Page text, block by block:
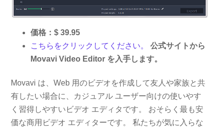
価格：$ 39.95
こちらをクリックしてください。
公式サイトから
Movavi Video Editor を入手します。
Movavi は、Web 用のビデオを作成して友人や家族と共
有したい場合に、カジュアル ユーザー向けの使いやす
く習得しやすいビデオ エディタです。 おそらく最も安
価な商用ビデオ エディターです。 私たちが気に入らな